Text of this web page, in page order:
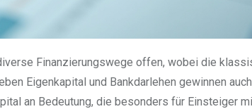
Finanzierungswege offen, wobei die
Eigenkapital und Bankdarlehen gewinnen auch
an Bedeutung, die besonders für Einsteiger